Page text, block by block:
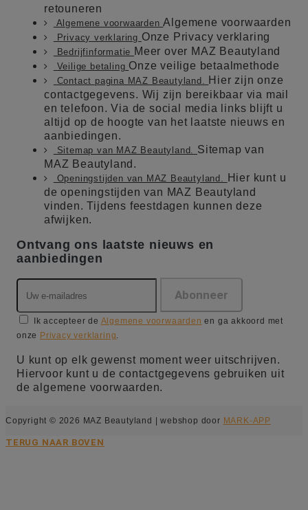
retouneren
Algemene voorwaardenAlgemene voorwaarden
Privacy verklaring Onze Privacy verklaring
Bedrijfinformatie Meer over MAZ Beautyland
Veilige betaling Onze veilige betaalmethode
Contact pagina MAZ Beautyland.
Hier zijn onze
contactgegevens. Wij zijn bereikbaar via mail
en telefoon. Via de social media links blijft u
altijd op de hoogte van het laatste nieuws en
aanbiedingen.
Sitemap van MAZ Beautyland. Sitemap van
MAZ Beautyland.
Openingstijden van MAZ Beautyland.
Hier kunt u
de openingstijden van MAZ Beautyland
vinden. Tijdens feestdagen kunnen deze
afwijken.
Ontvang ons laatste nieuws en
aanbiedingen
Ik accepteer de Algemene voorwaarden en ga akkoord met
onze Privacy verklaring.
U kunt op elk gewenst moment weer uitschrijven.
Hiervoor kunt u de contactgegevens gebruiken uit
de algemene voorwaarden.
Copyright © 2026 MAZ Beautyland | webshop door MARK-APP
TERUG NAAR BOVEN